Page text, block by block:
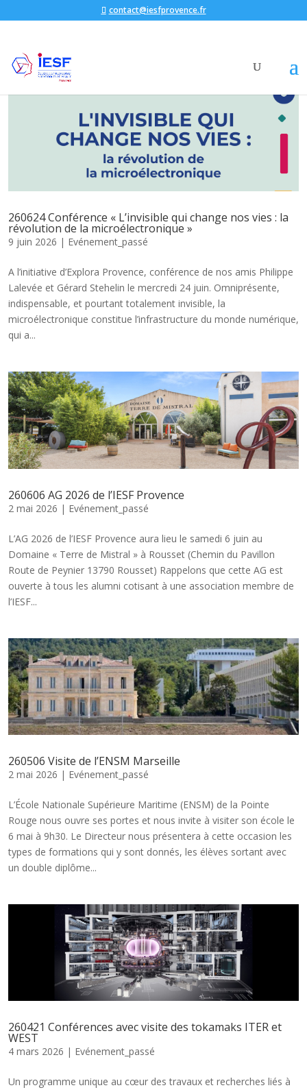
contact@iesfprovence.fr
260624 Conférence « L’invisible qui change nos vies : la
révolution de la microélectronique »
9 juin 2026 | Evénement_passé
A l’initiative d’Explora Provence, conférence de nos amis Philippe
Lalevée et Gérard Stehelin le mercredi 24 juin. Omniprésente,
indispensable, et pourtant totalement invisible, la
microélectronique constitue l’infrastructure du monde numérique,
qui a...
260606 AG 2026 de l’IESF Provence
2 mai 2026 | Evénement_passé
L’AG 2026 de l’IESF Provence aura lieu le samedi 6 juin au
Domaine « Terre de Mistral » à Rousset (Chemin du Pavillon
Route de Peynier 13790 Rousset) Rappelons que cette AG est
ouverte à tous les alumni cotisant à une association membre de
l’IESF...
260506 Visite de l’ENSM Marseille
2 mai 2026 | Evénement_passé
L’École Nationale Supérieure Maritime (ENSM) de la Pointe
Rouge nous ouvre ses portes et nous invite à visiter son école le
6 mai à 9h30. Le Directeur nous présentera à cette occasion les
types de formations qui y sont donnés, les élèves sortant avec
un double diplôme...
260421 Conférences avec visite des tokamaks ITER et
WEST
4 mars 2026 | Evénement_passé
Un programme unique au cœur des travaux et recherches liés à